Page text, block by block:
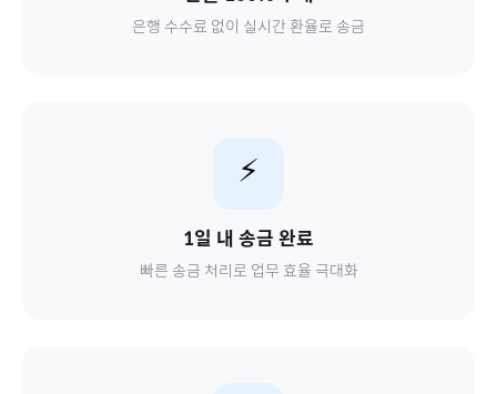
은행 수수료 없이 실시간 환율로 송금
⚡
1일 내 송금 완료
빠른 송금 처리로 업무 효율 극대화